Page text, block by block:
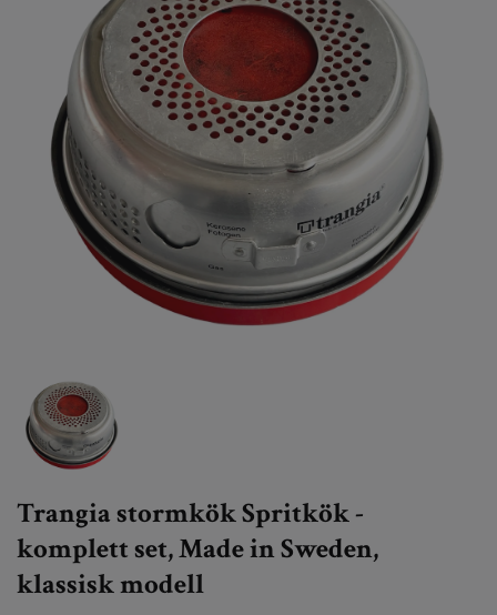
Trangia stormkök Spritkök -
komplett set, Made in Sweden,
klassisk modell